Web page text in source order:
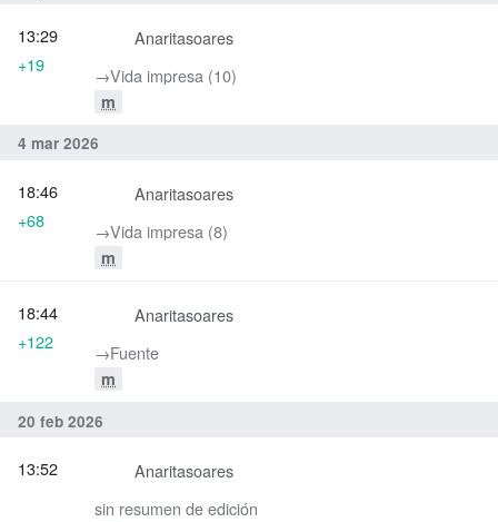
Anaritasoares
→‎Vida impresa (10)
m
13:29
+19
4 mar 2026
Anaritasoares
→‎Vida impresa (8)
m
18:46
+68
Anaritasoares
→‎Fuente
m
18:44
+122
20 feb 2026
Anaritasoares
sin resumen de edición
13:52